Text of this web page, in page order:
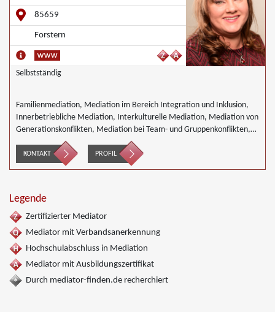
85659
Forstern
Selbstständig
Familienmediation, Mediation im Bereich Integration und Inklusion,
Innerbetriebliche Mediation, Interkulturelle Mediation, Mediation von
Generationskonflikten, Mediation bei Team- und Gruppenkonflikten,
Mediation von Unternehmensnachfolgen, Nachbarschaftsmediation,
Schulmediation, Täter/Opfer Ausgleich, Begleiteter Umgang,
Wirtschaftsmediation
KONTAKT PROFIL
Legende
Zertifizierter Mediator
Mediator mit Verbandsanerkennung
Hochschulabschluss in Mediation
Mediator mit Ausbildungszertifikat
Durch mediator-finden.de recherchiert